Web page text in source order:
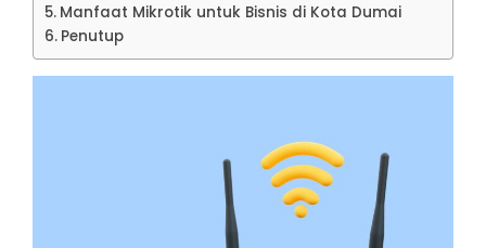
Manfaat Mikrotik untuk Bisnis di Kota Dumai
Penutup